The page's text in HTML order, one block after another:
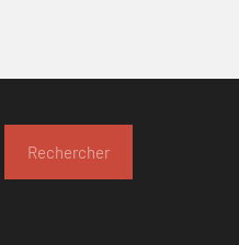
Rechercher